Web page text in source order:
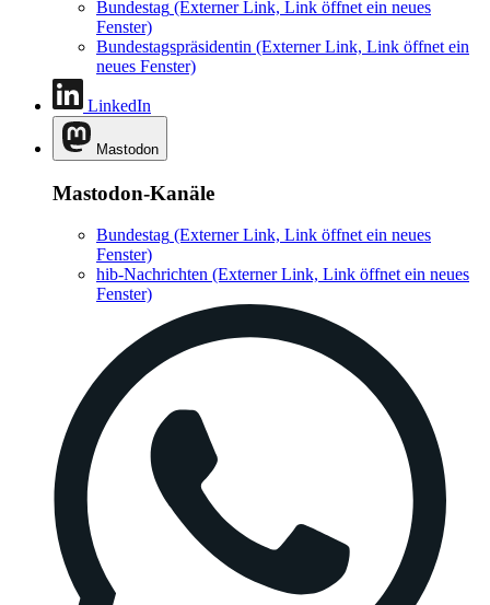
Bundestag (Externer Link, Link öffnet ein neues
Fenster)
Bundestagspräsidentin (Externer Link, Link öffnet ein
neues Fenster)
LinkedIn
Mastodon
Mastodon-Kanäle
Bundestag (Externer Link, Link öffnet ein neues
Fenster)
hib-Nachrichten (Externer Link, Link öffnet ein neues
Fenster)